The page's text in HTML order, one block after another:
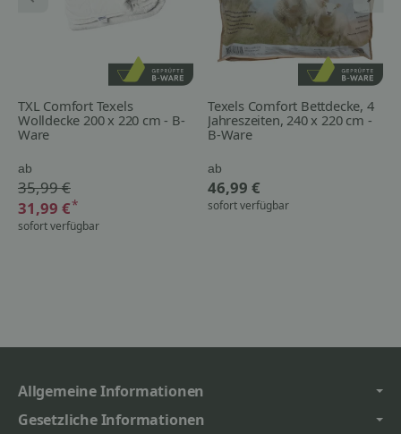
TXL Comfort Texels
Wolldecke 200 x 220 cm - B-
Ware
ab
35,99 €
31,99 €*
sofort verfügbar
Texels Comfort Bettdecke, 4
Jahreszeiten, 240 x 220 cm -
B-Ware
ab
46,99 €
sofort verfügbar
Allgemeine Informationen
Gesetzliche Informationen